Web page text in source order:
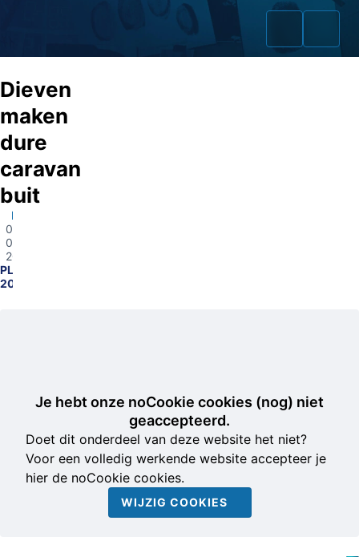
Zaken
Dieven
maken
dure
caravan
buit
Denekamp
09-
09-
2025
PL0600-
2025134607
Je hebt onze noCookie cookies (nog) niet
geaccepteerd.
Doet dit onderdeel van deze website het niet?
Voor een volledig werkende website accepteer je
hier de noCookie cookies.
WIJZIG COOKIES